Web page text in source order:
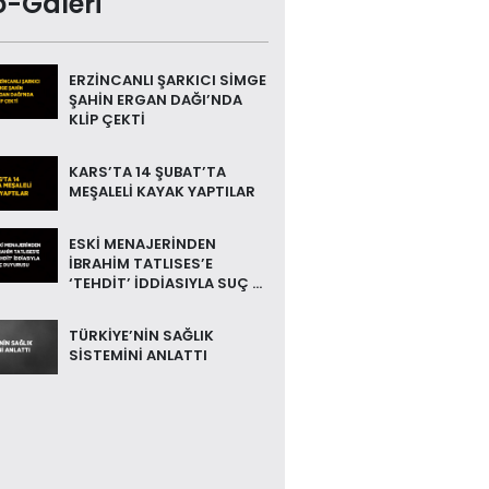
ERZİNCANLI ŞARKICI SİMGE
ŞAHİN ERGAN DAĞI’NDA
KLİP ÇEKTİ
KARS’TA 14 ŞUBAT’TA
MEŞALELİ KAYAK YAPTILAR
ESKİ MENAJERİNDEN
İBRAHİM TATLISES’E
‘TEHDİT’ İDDİASIYLA SUÇ ...
TÜRKİYE’NİN SAĞLIK
SİSTEMİNİ ANLATTI